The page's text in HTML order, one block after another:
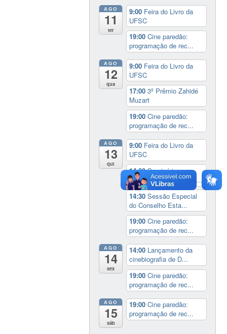
AGO
11
ter
9:00 Feira do Livro da
UFSC
19:00Cine paredão:
programação de rec...
AGO
12
qua
9:00 Feira do Livro da
UFSC
17:003º Prêmio Zahidé
Muzart
19:00Cine paredão:
programação de rec...
AGO
13
qui
9:00 Feira do Livro da
UFSC
14:00Seminário
Internacional ‘Ninguém...
14:30Sessão Especial
do Conselho Esta...
19:00Cine paredão:
programação de rec...
AGO
14
sex
14:00 Lançamento da
cinebiografia de D...
19:00Cine paredão:
programação de rec...
AGO
15
sáb
19:00Cine paredão:
programação de rec...